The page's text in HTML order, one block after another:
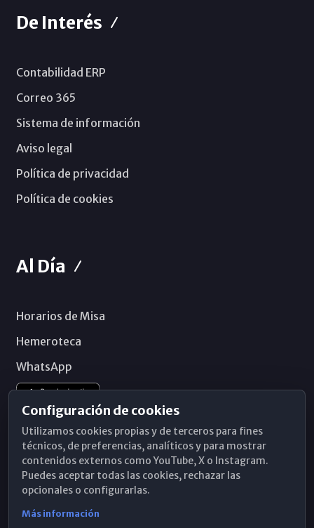
De Interés
Contabilidad ERP
Correo 365
Sistema de información
Aviso legal
Política de privacidad
Política de cookies
Al Día
Horarios de Misa
Hemeroteca
WhatsApp
Configuración de cookies
Utilizamos cookies propias y de terceros para fines
técnicos, de preferencias, analíticos y para mostrar
contenidos externos como YouTube, X o Instagram.
Puedes aceptar todas las cookies, rechazar las
opcionales o configurarlas.
Más información